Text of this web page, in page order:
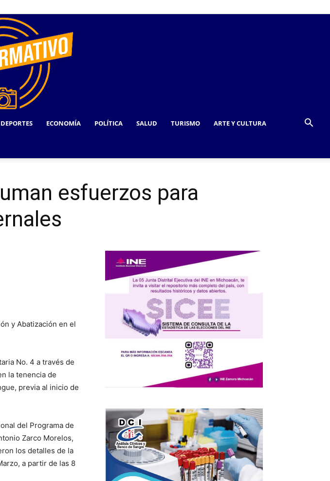
DEPORTES ECONOMÍA POLÍTICA SALUD TURISMO ARTE Y CULTURA
esfuerzos para
y Abatización en el
No. 4 a través de
la tenencia de
previa al inicio de
del Programa de
Zarco Morelos,
los detalles de la
a partir de las 8